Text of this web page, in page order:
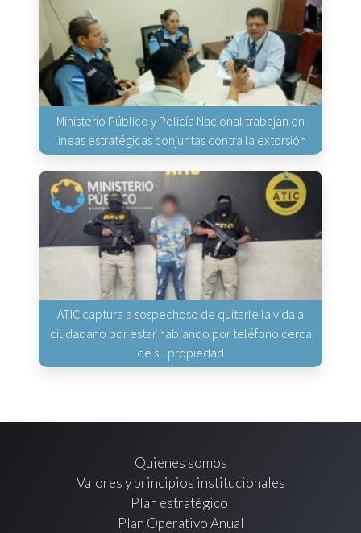
Ministerio Público y Policía Nacional trabajan en
líneas estratégicas conjuntas contra la extorsión
ATIC captura a sospechoso de quitarle la vida a
ciudadano por estar hablando por teléfono cerca
de su propiedad
Quienes somos
Valores y principios institucionales
Plan estratégico
Plan Operativo Anual